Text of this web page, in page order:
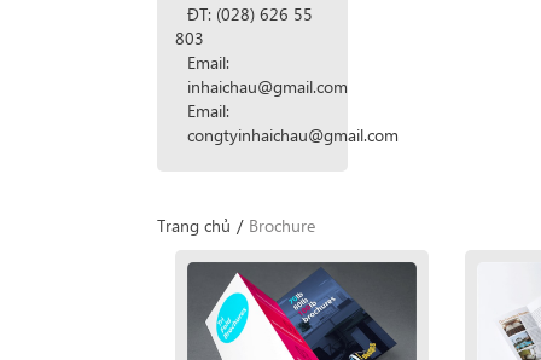
ĐT: (028) 626 55
803
Email:
inhaichau@gmail.com
Email:
congtyinhaichau@gmail.com
Trang chủ / Brochure